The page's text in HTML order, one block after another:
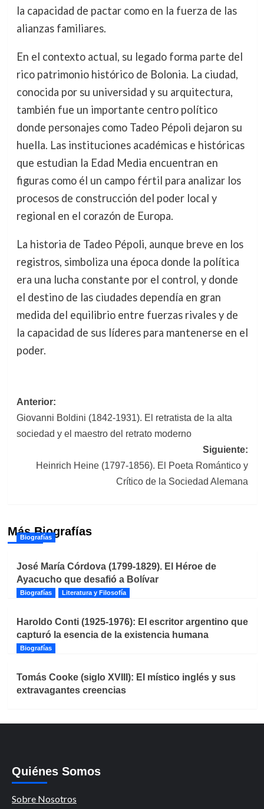
la capacidad de pactar como en la fuerza de las
alianzas familiares.
En el contexto actual, su legado forma parte del
rico patrimonio histórico de Bolonia. La ciudad,
conocida por su universidad y su arquitectura,
también fue un importante centro político
donde personajes como Tadeo Pépoli dejaron su
huella. Las instituciones académicas e históricas
que estudian la Edad Media encuentran en
figuras como él un campo fértil para analizar los
procesos de construcción del poder local y
regional en el corazón de Europa.
La historia de Tadeo Pépoli, aunque breve en los
registros, simboliza una época donde la política
era una lucha constante por el control, y donde
el destino de las ciudades dependía en gran
medida del equilibrio entre fuerzas rivales y de
la capacidad de sus líderes para mantenerse en el
poder.
Navegación
de
entradas
Anterior:
Giovanni Boldini (1842-1931). El retratista de la alta
sociedad y el maestro del retrato moderno
Siguiente:
Heinrich Heine (1797-1856). El Poeta Romántico y
Crítico de la Sociedad Alemana
Más Biografías
Biografías
José María Córdova (1799-1829). El Héroe de
Ayacucho que desafió a Bolívar
Biografías Literatura y Filosofía
Haroldo Conti (1925-1976): El escritor argentino que
capturó la esencia de la existencia humana
Biografías
Tomás Cooke (siglo XVIII): El místico inglés y sus
extravagantes creencias
Quiénes Somos
Sobre Nosotros